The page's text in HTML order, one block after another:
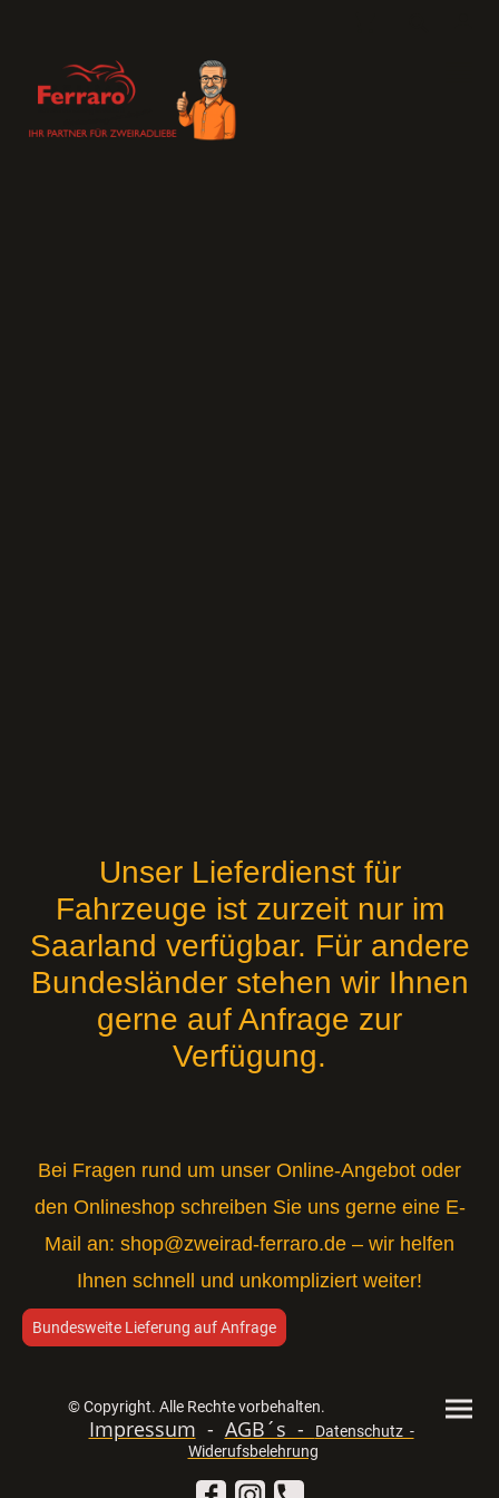
Unser Lieferdienst für
Fahrzeuge ist zurzeit nur im
Saarland verfügbar. Für andere
Bundesländer stehen wir Ihnen
gerne auf Anfrage zur
Verfügung.
Bei Fragen rund um unser Online-Angebot oder
den Onlineshop schreiben Sie uns gerne eine E-
Mail an: shop@zweirad-ferraro.de – wir helfen
Ihnen schnell und unkompliziert weiter!
Bundesweite Lieferung auf Anfrage
© Copyright. Alle Rechte vorbehalten.
Impressum - AGB´s -
Datenschutz -
Widerufsbelehrung